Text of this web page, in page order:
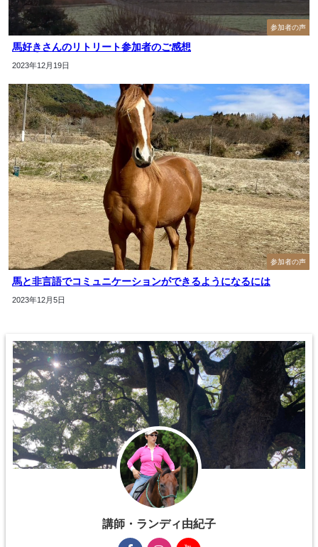
参加者の声
馬好きさんのリトリート参加者のご感想
2023年12月19日
参加者の声
馬と非言語でコミュニケーションができるようになるには
2023年12月5日
講師・ランディ由紀子